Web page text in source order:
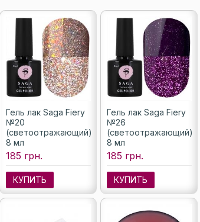
Гель лак Saga Fiery
№20
(светоотражающий),
8 мл
185 грн.
КУПИТЬ
Гель лак Saga Fiery
№26
(светоотражающий),
8 мл
185 грн.
КУПИТЬ